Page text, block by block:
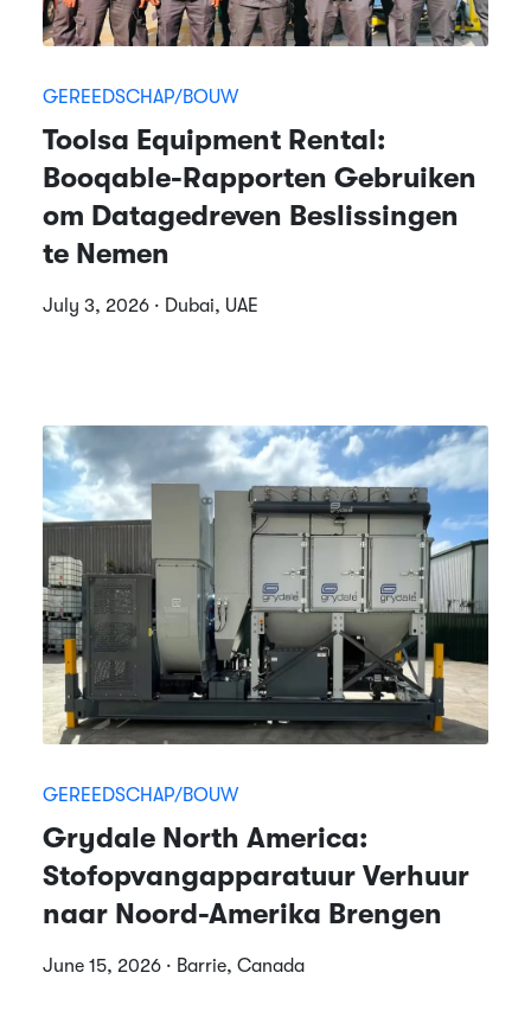
GEREEDSCHAP/BOUW
Toolsa Equipment Rental:
Booqable-Rapporten Gebruiken
om Datagedreven Beslissingen
te Nemen
July 3, 2026 · Dubai, UAE
GEREEDSCHAP/BOUW
Grydale North America:
Stofopvangapparatuur Verhuur
naar Noord-Amerika Brengen
June 15, 2026 · Barrie, Canada